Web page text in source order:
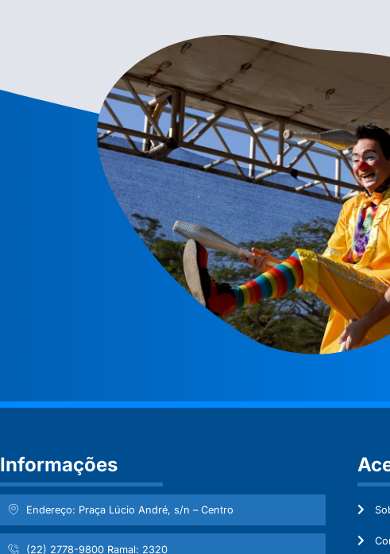
Informações
Endereço: Praça Lúcio André, s/n – Centro
(22) 2778-9800 Ramal: 2320